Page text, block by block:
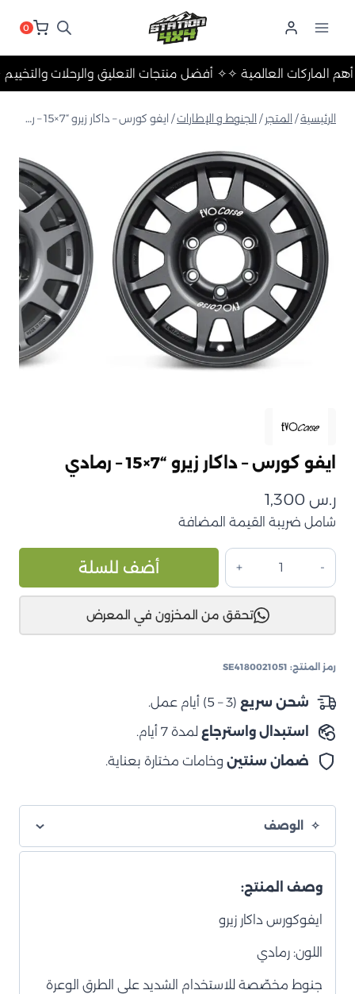
0
✧ أفضل منتجات التعليق والرحلات✧ أهم الماركات العالمية ✧
الرئيسية/ المتجر / الجنوط و الإطارات/ ايفو كورس – داكار زيرو “7×15 – رمادي
ايفو كورس – داكار زيرو “7×15 – رمادي
ر.س
شامل ضريبة القيمة المضافة
كمية
كورس
داكار
–
أضف للسلة
تحقق من المخزون في المعرض
رمز المنتج: SE4180021051
شحن سريع (3 – 5) أيام عمل.
استبدال واسترجاع لمدة 7 أيام.
ضمان سنتين وخامات مختارة بعناية.
الوصف
وصف المنتج:
ايفوكورس داكار زيرو
اللون: رمادي
جنوط مخصّصة للاستخدام الشديد على الطرق الوعرة